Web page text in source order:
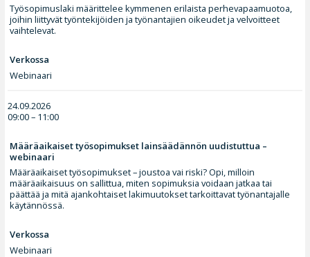
Työsopimuslaki määrittelee kymmenen erilaista perhevapaamuotoa,
joihin liittyvät työntekijöiden ja työnantajien oikeudet ja velvoitteet
vaihtelevat.
Verkossa
Webinaari
24.09.2026
09:00 – 11:00
Määräaikaiset työsopimukset lainsäädännön uudistuttua –
webinaari
Määräaikaiset työsopimukset – joustoa vai riski? Opi, milloin
määräaikaisuus on sallittua, miten sopimuksia voidaan jatkaa tai
päättää ja mitä ajankohtaiset lakimuutokset tarkoittavat työnantajalle
käytännössä.
Verkossa
Webinaari